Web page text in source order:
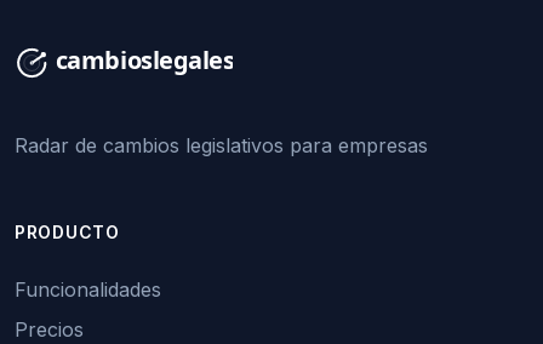
Radar de cambios legislativos para empresas
PRODUCTO
Funcionalidades
Precios